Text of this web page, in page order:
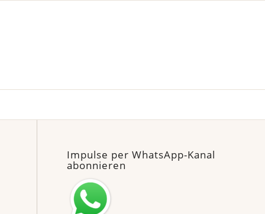
Impulse per WhatsApp-Kanal
abonnieren